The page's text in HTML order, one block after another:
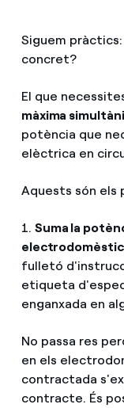
Siguem
concret?
El que
màxima
potència que
elèctrica en
Aquests són els
1. Suma la
fulletó
etiqueta
enganxada en
No passa res
en els
contractada
contracte. És